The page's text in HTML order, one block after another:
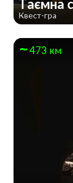
Таємна
Квест-гра
473 км